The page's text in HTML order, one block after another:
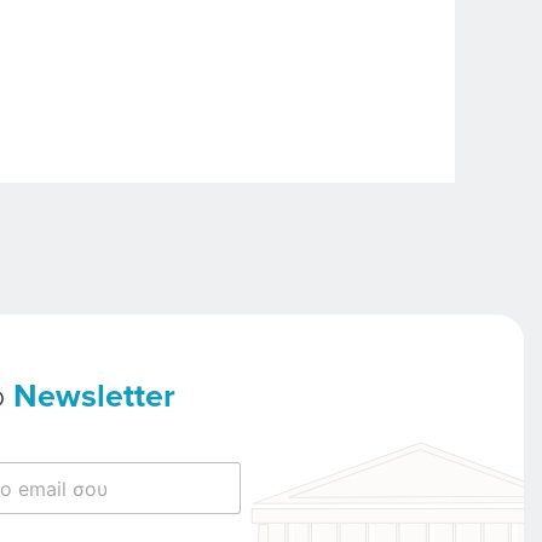
Newsletter